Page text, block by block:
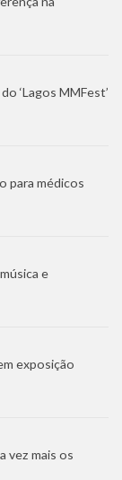
‘Lagos MMFest’
para médicos
e
exposição
vez mais os